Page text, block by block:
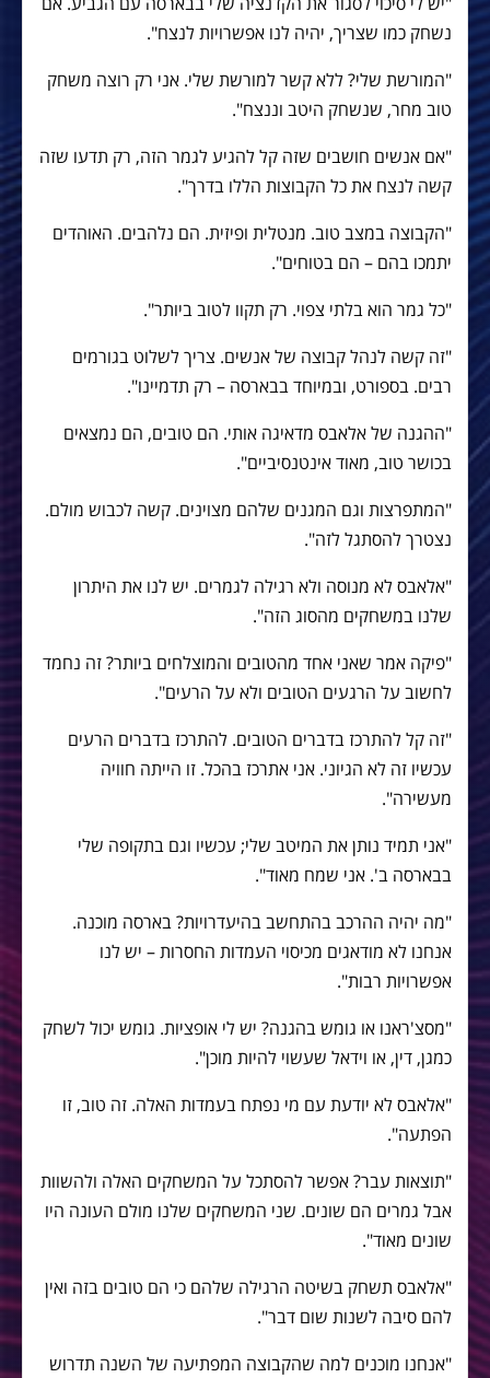
נשחק כמו שצריך, יהיה לנו אפשרויות לנצח".
"המורשת שלי? ללא קשר למורשת שלי. אני רק רוצה משחק
טוב מחר, שנשחק היטב וננצח".
"אם אנשים חושבים שזה קל להגיע לגמר הזה, רק תדעו שזה
קשה לנצח את כל הקבוצות הללו בדרך".
"הקבוצה במצב טוב. מנטלית ופיזית. הם נלהבים. האוהדים
יתמכו בהם – הם בטוחים".
"כל גמר הוא בלתי צפוי. רק תקוו לטוב ביותר".
"זה קשה לנהל קבוצה של אנשים. צריך לשלוט בגורמים
רבים. בספורט, ובמיוחד בבארסה – רק תדמיינו".
"ההגנה של אלאבס מדאיגה אותי. הם טובים, הם נמצאים
בכושר טוב, מאוד אינטנסיביים".
"המתפרצות וגם המגנים שלהם מצוינים. קשה לכבוש מולם.
נצטרך להסתגל לזה".
"אלאבס לא מנוסה ולא רגילה לגמרים. יש לנו את היתרון
שלנו במשחקים מהסוג הזה".
"פיקה אמר שאני אחד מהטובים והמוצלחים ביותר? זה נחמד
לחשוב על הרגעים הטובים ולא על הרעים".
"זה קל להתרכז בדברים הטובים. להתרכז בדברים הרעים
עכשיו זה לא הגיוני. אני אתרכז בהכל. זו הייתה חוויה
מעשירה".
"אני תמיד נותן את המיטב שלי; עכשיו וגם בתקופה שלי
בבארסה ב'. אני שמח מאוד".
"מה יהיה ההרכב בהתחשב בהיעדרויות? בארסה מוכנה.
אנחנו לא מודאגים מכיסוי העמדות החסרות – יש לנו
אפשרויות רבות".
"מסצ'ראנו או גומש בהגנה? יש לי אופציות. גומש יכול לשחק
כמגן, דין, או וידאל שעשוי להיות מוכן".
"אלאבס לא יודעת עם מי נפתח בעמדות האלה. זה טוב, זו
הפתעה".
"תוצאות עבר? אפשר להסתכל על המשחקים האלה ולהשוות
אבל גמרים הם שונים. שני המשחקים שלנו מולם העונה היו
שונים מאוד".
"אלאבס תשחק בשיטה הרגילה שלהם כי הם טובים בזה ואין
להם סיבה לשנות שום דבר".
"אנחנו מוכנים למה שהקבוצה המפתיעה של השנה תדרוש